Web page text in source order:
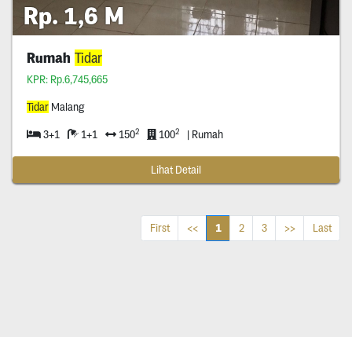
Rp. 1,6 M
Rumah Tidar
KPR: Rp.6,745,665
TidarMalang
3+1 1+1 1502 1002 | Rumah
Lihat Detail
First << 1 2 3 >> Last